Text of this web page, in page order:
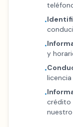
•
•
y
•
•
crédito